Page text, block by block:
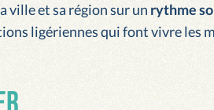
ville et sa région sur un rythme
ligériennes qui font vivre les